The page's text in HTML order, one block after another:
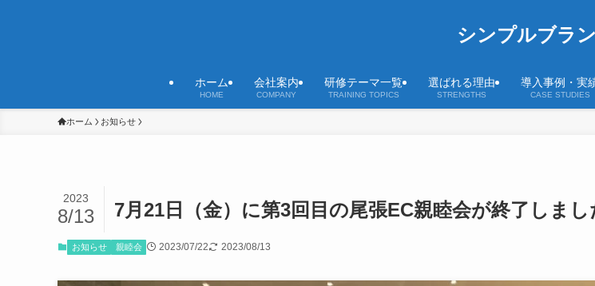
シンプルブラ
ホーム
HOME
会社案内
COMPANY
研修テーマ一覧
TRAINING TOPICS
選ばれる理由
STRENGTHS
導入事例・実
CASE STUDIES
ホーム お知らせ
7月21日（金）に第3回目の尾張EC親睦会が終了しまし
2023
8/13
お知らせ 親睦会 2023/07/22 2023/08/13